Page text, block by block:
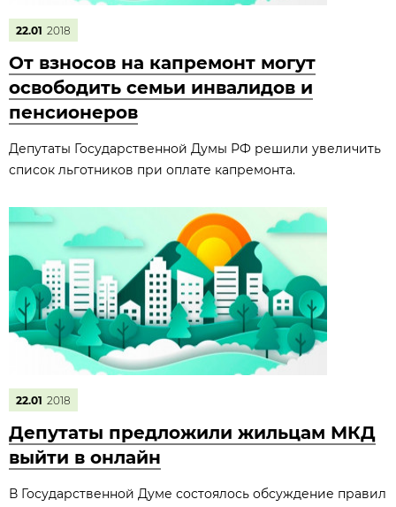
22.01 2018
От взносов на капремонт могут
освободить семьи инвалидов и
пенсионеров
Депутаты Государственной Думы РФ решили увеличить
список льготников при оплате капремонта.
22.01 2018
Депутаты предложили жильцам МКД
выйти в онлайн
В Государственной Думе состоялось обсуждение правил